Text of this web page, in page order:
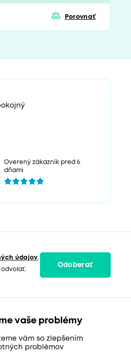
Porovnať
Overený zákazník pred 6
dňami
údajov.
odvolať.
Odoberať
vaše problémy
vám so zlepšením
problémov